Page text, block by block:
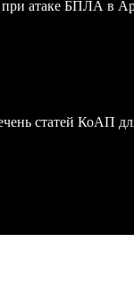
атаке БПЛА в
статей КоАП